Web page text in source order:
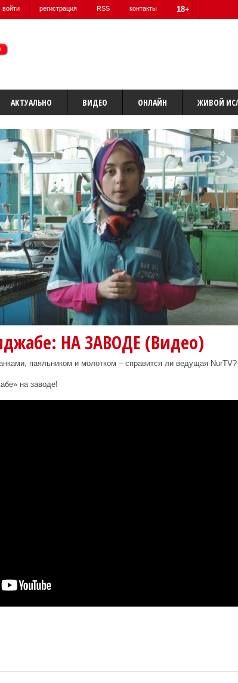
войти регистрация RSS контакты 18+
АКТУАЛЬНО ВИДЕО ОНЛАЙН ЖИВОЙ
НА ЗАВОДЕ (Видео)
паяльником и молотком – справится ли ведущая NurTV?
на заводе!